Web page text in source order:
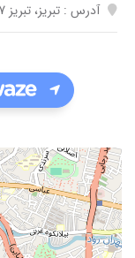
آدرس : تبریز، تبریز 17 شهریور جدید، ساختمان صفا، طبقه ،2 پلاک 110